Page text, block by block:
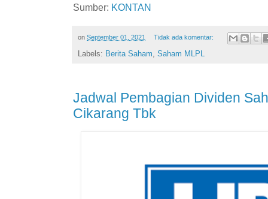
Sumber: KONTAN
on September 01, 2021 Tidak ada komentar:
Labels: Berita Saham Saham MLPL
Jadwal Pembagian Dividen
Cikarang Tbk